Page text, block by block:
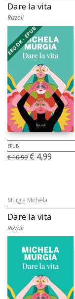
Dare la vita
Rizzoli
EBOOK - EPUB
EPUB
€ 10,99 € 4,99
Murgia Michela
Dare la vita
Rizzoli